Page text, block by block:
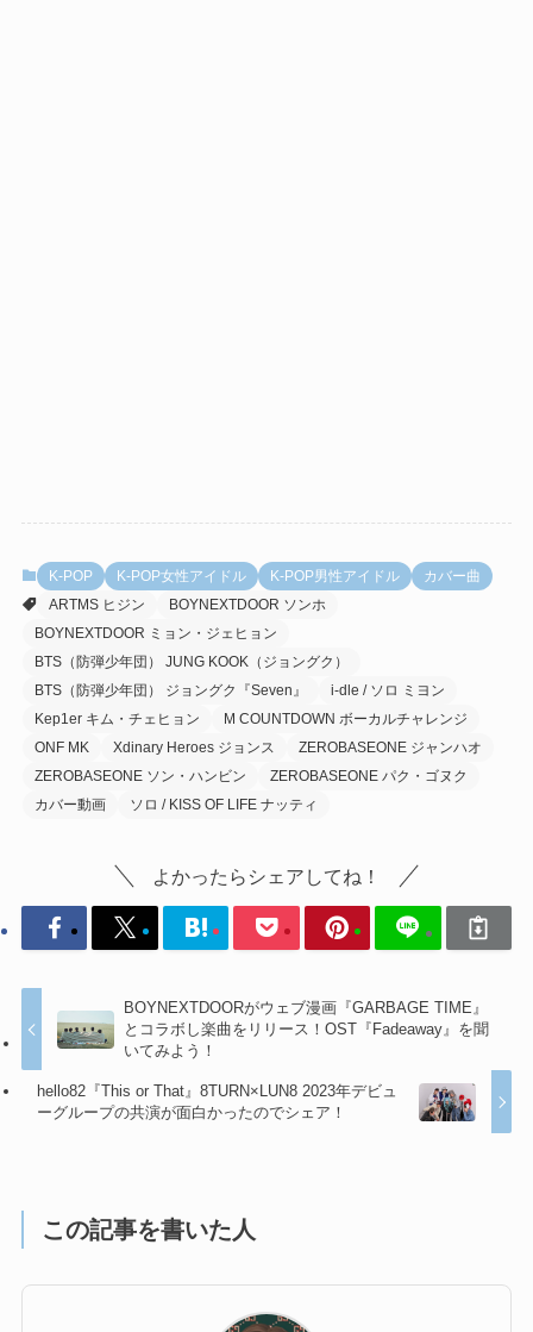
K-POP K-POP女性アイドル K-POP男性アイドル
カバー曲
ARTMS ヒジン
BOYNEXTDOOR ソンホ
BOYNEXTDOOR ミョン・ジェヒョン
BTS（防弾少年団） JUNG KOOK（ジョングク）
BTS（防弾少年団） ジョングク『Seven』
i-dle / ソロ ミヨン
Kep1er キム・チェヒョン
M COUNTDOWN ボーカルチャレンジ
ONF MK
Xdinary Heroes ジョンス
ZEROBASEONE ジャンハオ
ZEROBASEONE ソン・ハンビン
ZEROBASEONE パク・ゴヌク
カバー動画
ソロ / KISS OF LIFE ナッティ
よかったらシェアしてね！
BOYNEXTDOORがウェブ漫画『GARBAGE TIME』
とコラボし楽曲をリリース！OST『Fadeaway』を聞
いてみよう！
hello82『This or That』8TURN×LUN8 2023年デビュ
ーグループの共演が面白かったのでシェア！
この記事を書いた人